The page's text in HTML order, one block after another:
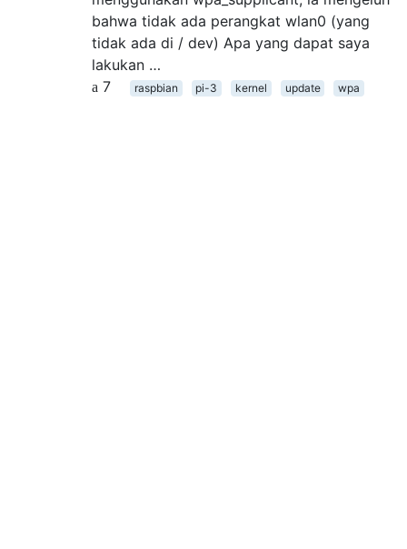
bahwa tidak ada perangkat wlan0 (yang
tidak ada di / dev) Apa yang dapat saya
lakukan …
7
raspbian pi-3 kernel update wpa